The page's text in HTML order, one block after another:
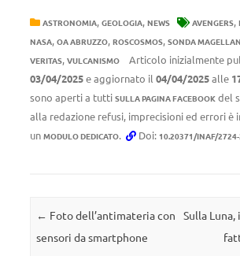
ASTRONOMIA, GEOLOGIA, NEWS AVENGERS,
NASA, OA ABRUZZO, ROSCOSMOS, SONDA
VERITAS, VULCANISMO
Articolo inizialmente
03/04/2025e aggiornato il 04/04/2025alle
sono aperti a tutti SULLA PAGINA FACEBOOK del
alla redazione refusi, imprecisioni ed errori è
un MODULO DEDICATO. Doi: 10.20371/INAF/
Navigazione articolo
← Foto dell’antimateria con
sensori da smartphone
Sulla